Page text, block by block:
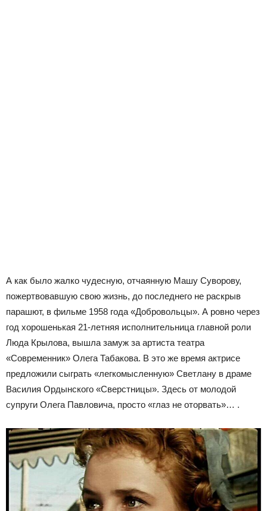
А как было жалко чудесную, отчаянную Машу Суворову,
пожертвовавшую свою жизнь, до последнего не раскрыв
парашют, в фильме 1958 года «Добровольцы». А ровно через
год хорошенькая 21-летняя исполнительница главной роли
Люда Крылова, вышла замуж за артиста театра
«Современник» Олега Табакова. В это же время актрисе
предложили сыграть «легкомысленную» Светлану в драме
Василия Ордынского «Сверстницы». Здесь от молодой
супруги Олега Павловича, просто «глаз не оторвать»… .